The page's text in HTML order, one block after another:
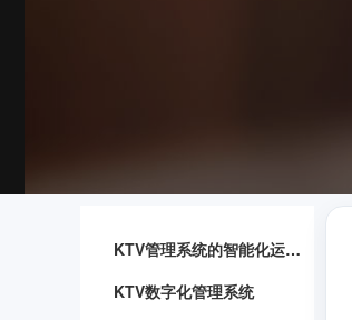
KTV管理系统的智能化运用与优势
KTV数字化管理系统